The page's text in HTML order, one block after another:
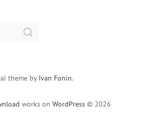
works on WordPress © 2026
theme by Ivan Fonin.